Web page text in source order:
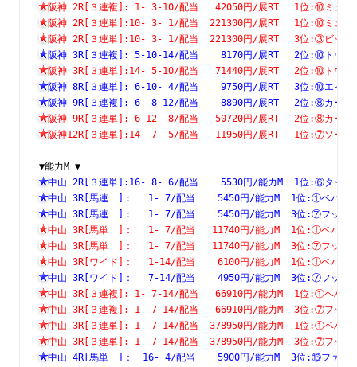
阪神 2R[３連複]: 1- 3-10/配当   42050円/展RT　 1
阪神 2R[３連単]:10- 3- 1/配当  221300円/展RT　 1
阪神 2R[３連単]:10- 3- 1/配当  221300円/展RT　 3位
阪神 3R[３連複]: 5-10-14/配当    8170円/展RT　
阪神 3R[３連単]:14- 5-10/配当   71440円/展RT　
阪神 8R[３連単]: 6-10- 4/配当    9750円/展RT　 3
阪神 9R[３連複]: 6- 8-12/配当    8890円/展RT　 2位:⑧カープ
阪神 9R[３連単]: 6-12- 8/配当   50720円/展RT　 2位:⑧カー
阪神12R[３連単]:14- 7- 5/配当   11950円/展RT　 1
▼能力M ▼
中山 2R[３連単]:16- 8- 6/配当    5530円/能力M
中山 3R[馬連　]：　 1- 7/配当    5450円/能力M
中山 3R[馬連　]：　 1- 7/配当    5450円/能力M  3
中山 3R[馬単　]：　 1- 7/配当   11740円/能力M
中山 3R[馬単　]：　 1- 7/配当   11740円/能力M  3
中山 3R[ワイド]：　 1-14/配当    6100円/能力M
中山 3R[ワイド]：　 7-14/配当    4950円/能力M  3
中山 3R[３連複]: 1- 7-14/配当   66910円/能力M
中山 3R[３連複]: 1- 7-14/配当   66910円/能力M  3
中山 3R[３連単]: 1- 7-14/配当  378950円/能力M
中山 3R[３連単]: 1- 7-14/配当  378950円/能力M  3
中山 4R[馬単　]：　16- 4/配当    5900円/能力M